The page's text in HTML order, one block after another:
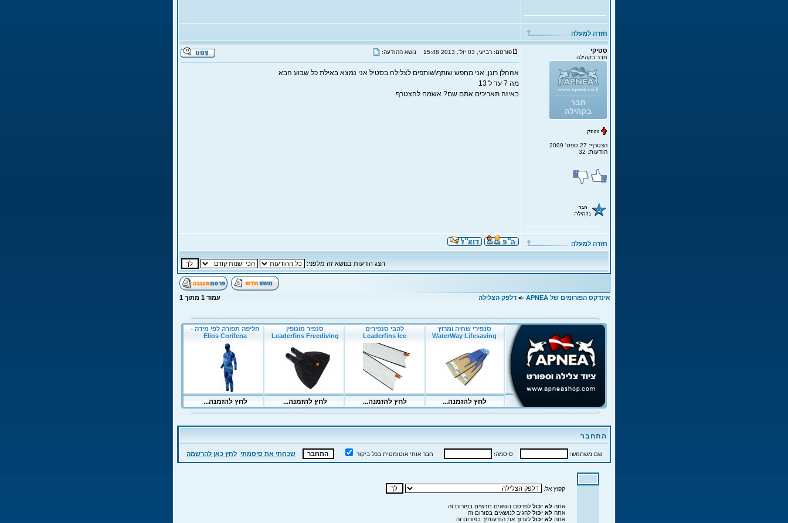
חזרה למעלה
סטיקי
חבר בקהילה
הצטרף: 27 ספט' 2009
הודעות: 32
פורסם: רביעי, 03 יול', 2013 15:48 נושא ההודעה:
אההלן רונן, אני מחפש שותף\שותפים לצלילה בסטיל אני נמצא באילת כל שבוע הבא
מה 7 עד ל 13
באיזה תאריכים אתם שם? אשמח להצטרף
חזרה למעלה
הצג הודעות בנושא זה מלפני:
אינדקס הפורומים של APNEA ->דלפק הצלילה עמוד 1 מתוך 1
התחבר
שם משתמש: סיסמה: חבר אותי אוטומטית בכל ביקור שכחתי את סיסמתי לחץ כאן להרשמה
קפוץ אל:
אתה לא יכול לפרסם נושאים חדשים בפורום זה
אתה לא יכול להגיב לנושאים בפורום זה
אתה לא יכול לערוך את הודעותיך בפורום זה